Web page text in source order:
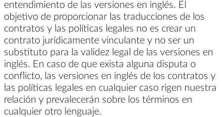
entendimiento de las versiones en inglés. El
objetivo de proporcionar las traducciones de los
contratos y las políticas legales no es crear un
contrato jurídicamente vinculante y no ser un
substituto para la validez legal de las versiones en
inglés. En caso de que exista alguna disputa o
conflicto, las versiones en inglés de los contratos y
las políticas legales en cualquier caso rigen nuestra
relación y prevalecerán sobre los términos en
cualquier otro lenguaje.